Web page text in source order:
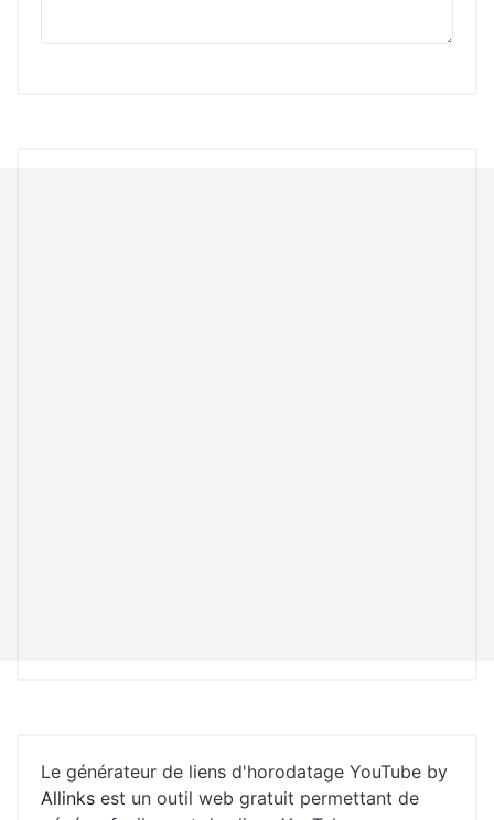
Le générateur de liens d'horodatage YouTube by
Allinks est un outil web gratuit permettant de